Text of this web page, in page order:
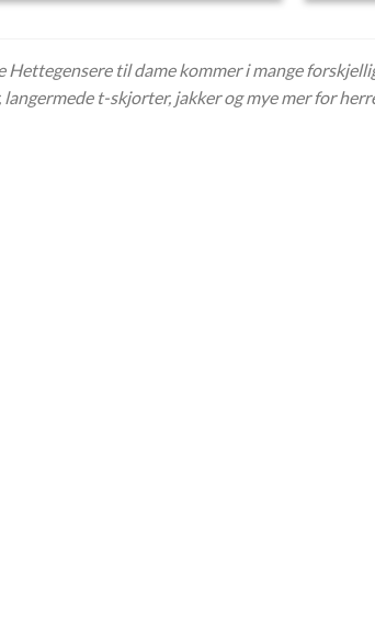
Hettegensere til dame kommer i mange
langermede t-skjorter, jakker og mye mer for